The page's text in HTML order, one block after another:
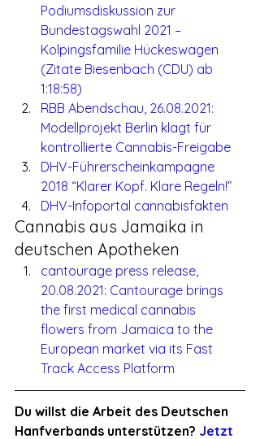
Podiumsdiskussion zur
Bundestagswahl 2021 –
Kolpingsfamilie Hückeswagen
(Zitate Biesenbach (CDU) ab
1:18:58)
RBB Abendschau, 26.08.2021:
Modellprojekt Berlin klagt für
kontrollierte Cannabis-Freigabe
DHV-Führerscheinkampagne
2018 “Klarer Kopf. Klare Regeln!”
DHV-Infoportal cannabisfakten
Cannabis aus Jamaika in
deutschen Apotheken
cantourage press release,
20.08.2021: Cantourage brings
the first medical cannabis
flowers from Jamaica to the
European market via its Fast
Track Access Platform
Du willst die Arbeit des Deutschen
Hanfverbands unterstützen? Jetzt